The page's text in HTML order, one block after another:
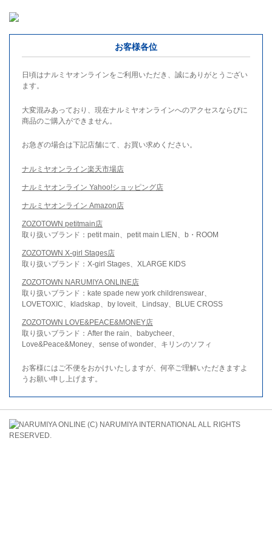
お客様各位
日頃はナルミヤオンラインをご利用いただき、誠にありがとうござい
ます。
大変混みあっており、現在ナルミヤオンラインへのアクセスならびに
商品のご購入ができません。
お急ぎの場合は下記店舗にて、お買い求めください。
ナルミヤオンライン楽天市場店
ナルミヤオンライン Yahoo!ショッピング店
ナルミヤオンライン Amazon店
ZOZOTOWN petitmain店
取り扱いブランド：petit main、petit main LIEN、b・ROOM
ZOZOTOWN X-girl Stages店
取り扱いブランド：X-girl Stages、XLARGE KIDS
ZOZOTOWN NARUMIYA ONLINE店
取り扱いブランド：kate spade new york childrenswear、
LOVETOXIC、kladskap、by loveit、Lindsay、BLUE CROSS
ZOZOTOWN LOVE&PEACE&MONEY店
取り扱いブランド：After the rain、babycheer、
Love&Peace&Money、sense of wonder、キリンのソフィ
お客様にはご不便をおかけいたしますが、何卒ご理解いただきますよ
うお願い申し上げます。